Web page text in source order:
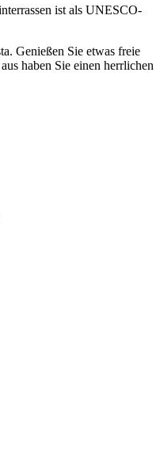
ist als UNESCO-
Genießen Sie etwas freie
haben Sie einen herrlichen